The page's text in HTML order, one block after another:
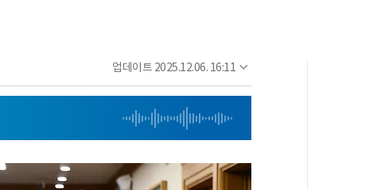
업데이트 2025.12.06. 16:11